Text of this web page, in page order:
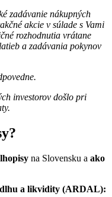
zadávanie nákupných
akcie v súlade s Vami
rozhodnutia vrátane
a zadávania pokynov
investorov došlo pri
na Slovensku a ako
dlhu a likvidity (ARDAL):